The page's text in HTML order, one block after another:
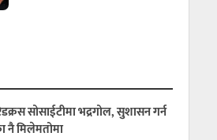
सोसाईटीमा भद्रगोल, सुशासन गर्न
नै मिलेमतोमा